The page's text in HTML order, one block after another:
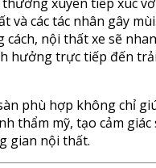
và các tác nhân gây
cách, nội thất xe sẽ
hưởng trực tiếp đến
phù hợp không chỉ
thẩm mỹ, tạo cảm
gian nội thất.